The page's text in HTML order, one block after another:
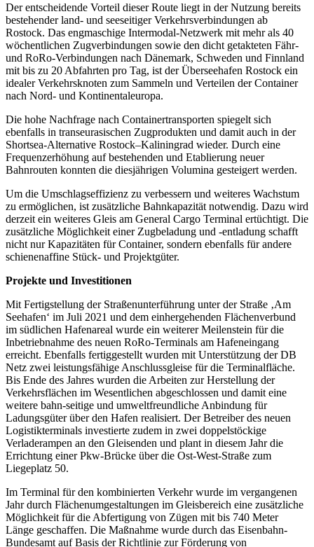
Der entscheidende Vorteil dieser Route liegt in der Nutzung bereits
bestehender land- und seeseitiger Verkehrsverbindungen ab
Rostock. Das engmaschige Intermodal-Netzwerk mit mehr als 40
wöchentlichen Zugverbindungen sowie den dicht getakteten Fähr-
und RoRo-Verbindungen nach Dänemark, Schweden und Finnland
mit bis zu 20 Abfahrten pro Tag, ist der Überseehafen Rostock ein
idealer Verkehrsknoten zum Sammeln und Verteilen der Container
nach Nord- und Kontinentaleuropa.
Die hohe Nachfrage nach Containertransporten spiegelt sich
ebenfalls in transeurasischen Zugprodukten und damit auch in der
Shortsea-Alternative Rostock–Kaliningrad wieder. Durch eine
Frequenzerhöhung auf bestehenden und Etablierung neuer
Bahnrouten konnten die diesjährigen Volumina gesteigert werden.
Um die Umschlagseffizienz zu verbessern und weiteres Wachstum
zu ermöglichen, ist zusätzliche Bahnkapazität notwendig. Dazu wird
derzeit ein weiteres Gleis am General Cargo Terminal ertüchtigt. Die
zusätzliche Möglichkeit einer Zugbeladung und -entladung schafft
nicht nur Kapazitäten für Container, sondern ebenfalls für andere
schienenaffine Stück- und Projektgüter.
Projekte und Investitionen
Mit Fertigstellung der Straßenunterführung unter der Straße ‚Am
Seehafen‘ im Juli 2021 und dem einhergehenden Flächenverbund
im südlichen Hafenareal wurde ein weiterer Meilenstein für die
Inbetriebnahme des neuen RoRo-Terminals am Hafeneingang
erreicht. Ebenfalls fertiggestellt wurden mit Unterstützung der DB
Netz zwei leistungsfähige Anschlussgleise für die Terminalfläche.
Bis Ende des Jahres wurden die Arbeiten zur Herstellung der
Verkehrsflächen im Wesentlichen abgeschlossen und damit eine
weitere bahn-seitige und umweltfreundliche Anbindung für
Ladungsgüter über den Hafen realisiert. Der Betreiber des neuen
Logistikterminals investierte zudem in zwei doppelstöckige
Verladerampen an den Gleisenden und plant in diesem Jahr die
Errichtung einer Pkw-Brücke über die Ost-West-Straße zum
Liegeplatz 50.
Im Terminal für den kombinierten Verkehr wurde im vergangenen
Jahr durch Flächenumgestaltungen im Gleisbereich eine zusätzliche
Möglichkeit für die Abfertigung von Zügen mit bis 740 Meter
Länge geschaffen. Die Maßnahme wurde durch das Eisenbahn-
Bundesamt auf Basis der Richtlinie zur Förderung von